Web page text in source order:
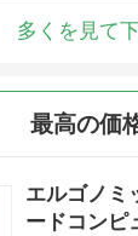
多くを見て
最高の価
エルゴノミ
ードコンピ